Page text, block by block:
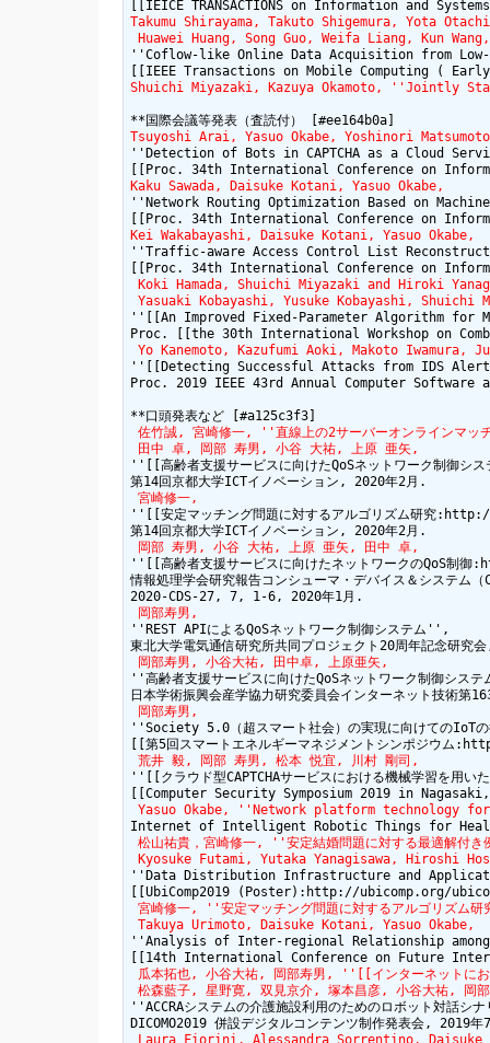
Takumu Shirayama, Takuto Shigemura, Yota
Huawei Huang, Song Guo, Weifa Liang, Kun
''Coflow-like Online Data Acquisition from
Shuichi Miyazaki, Kazuya Okamoto, ''Jointly
Tsuyoshi Arai, Yasuo Okabe, Yoshinori
''Detection of Bots in CAPTCHA as a Cloud
Kaku Sawada, Daisuke Kotani, Yasuo Okabe,
''Network Routing Optimization Based on
Kei Wakabayashi, Daisuke Kotani, Yasuo Okabe,
''Traffic-aware Access Control List
Koki Hamada, Shuichi Miyazaki and Hiroki
Yasuaki Kobayashi, Yusuke Kobayashi, Shuichi
''[[An Improved Fixed-Parameter Algorithm for
Yo Kanemoto, Kazufumi Aoki, Makoto Iwamura,
''[[Detecting Successful Attacks from IDS Alerts
Proc. 2019 IEEE 43rd Annual Computer
佐竹誠, 宮崎修一, ''直線上の2サーバーオンライン
田中 卓, 岡部 寿男, 小谷 大祐, 上原 亜矢,
''[[高齢者支援サービスに向けたQoSネットワー
宮崎修一,
''[[安定マッチング問題に対するアルゴリズム
岡部 寿男, 小谷 大祐, 上原 亜矢, 田中 卓,
''[[高齢者支援サービスに向けたネットワークの
情報処理学会研究報告コンシューマ・デバイス＆システム（
岡部寿男,
''REST APIによるQoSネットワーク制御システム'',
岡部寿男, 小谷大祐, 田中卓, 上原亜矢,
''高齢者支援サービスに向けたQoSネットワーク制御シス
岡部寿男,
''Society 5.0（超スマート社会）の実現に向けてのIoT
荒井 毅, 岡部 寿男, 松本 悦宜, 川村 剛司,
''[[クラウド型CAPTCHAサービスにおける機械学習
Yasuo Okabe, ''Network platform
松山祐貴，宮崎修一, ''安定結婚問題に対する最適
Kyosuke Futami, Yutaka Yanagisawa, Hiroshi
''Data Distribution Infrastructure and
宮崎修一, ''安定マッチング問題に対するアルゴリズ
Takuya Urimoto, Daisuke Kotani, Yasuo Okabe,
''Analysis of Inter-regional Relationship
瓜本拓也, 小谷大祐, 岡部寿男, ''[[インターネットに
松森藍子, 星野寛, 双見京介, 塚本昌彦, 小谷大祐, 岡
''ACCRAシステムの介護施設利用のためのロボット対話シ
Laura Fiorini, Alessandra Sorrentino, Daisuke